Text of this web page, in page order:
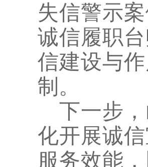
失信警示
诚信履职
信建设与
制。
下一步
化开展诚
服务效能